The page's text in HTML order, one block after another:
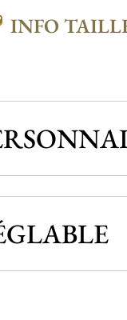
INFO